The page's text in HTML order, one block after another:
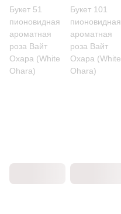
Букет 51
пионовидная
ароматная
роза Вайт
Охара (White
Ohara)
Букет 101
пионовидная
ароматная
роза Вайт
Охара (White
Ohara)